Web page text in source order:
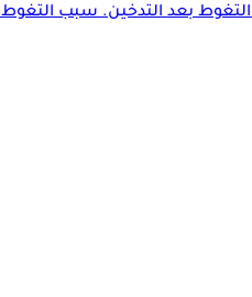
التغوط بعد التدخين. سبب التغوط